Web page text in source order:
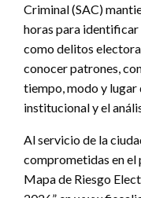
Criminal (SAC)
horas para identificar
como delitos
conocer patrones,
tiempo, modo y
institucional y el
Al servicio de la
comprometidas en
Mapa de Riesgo